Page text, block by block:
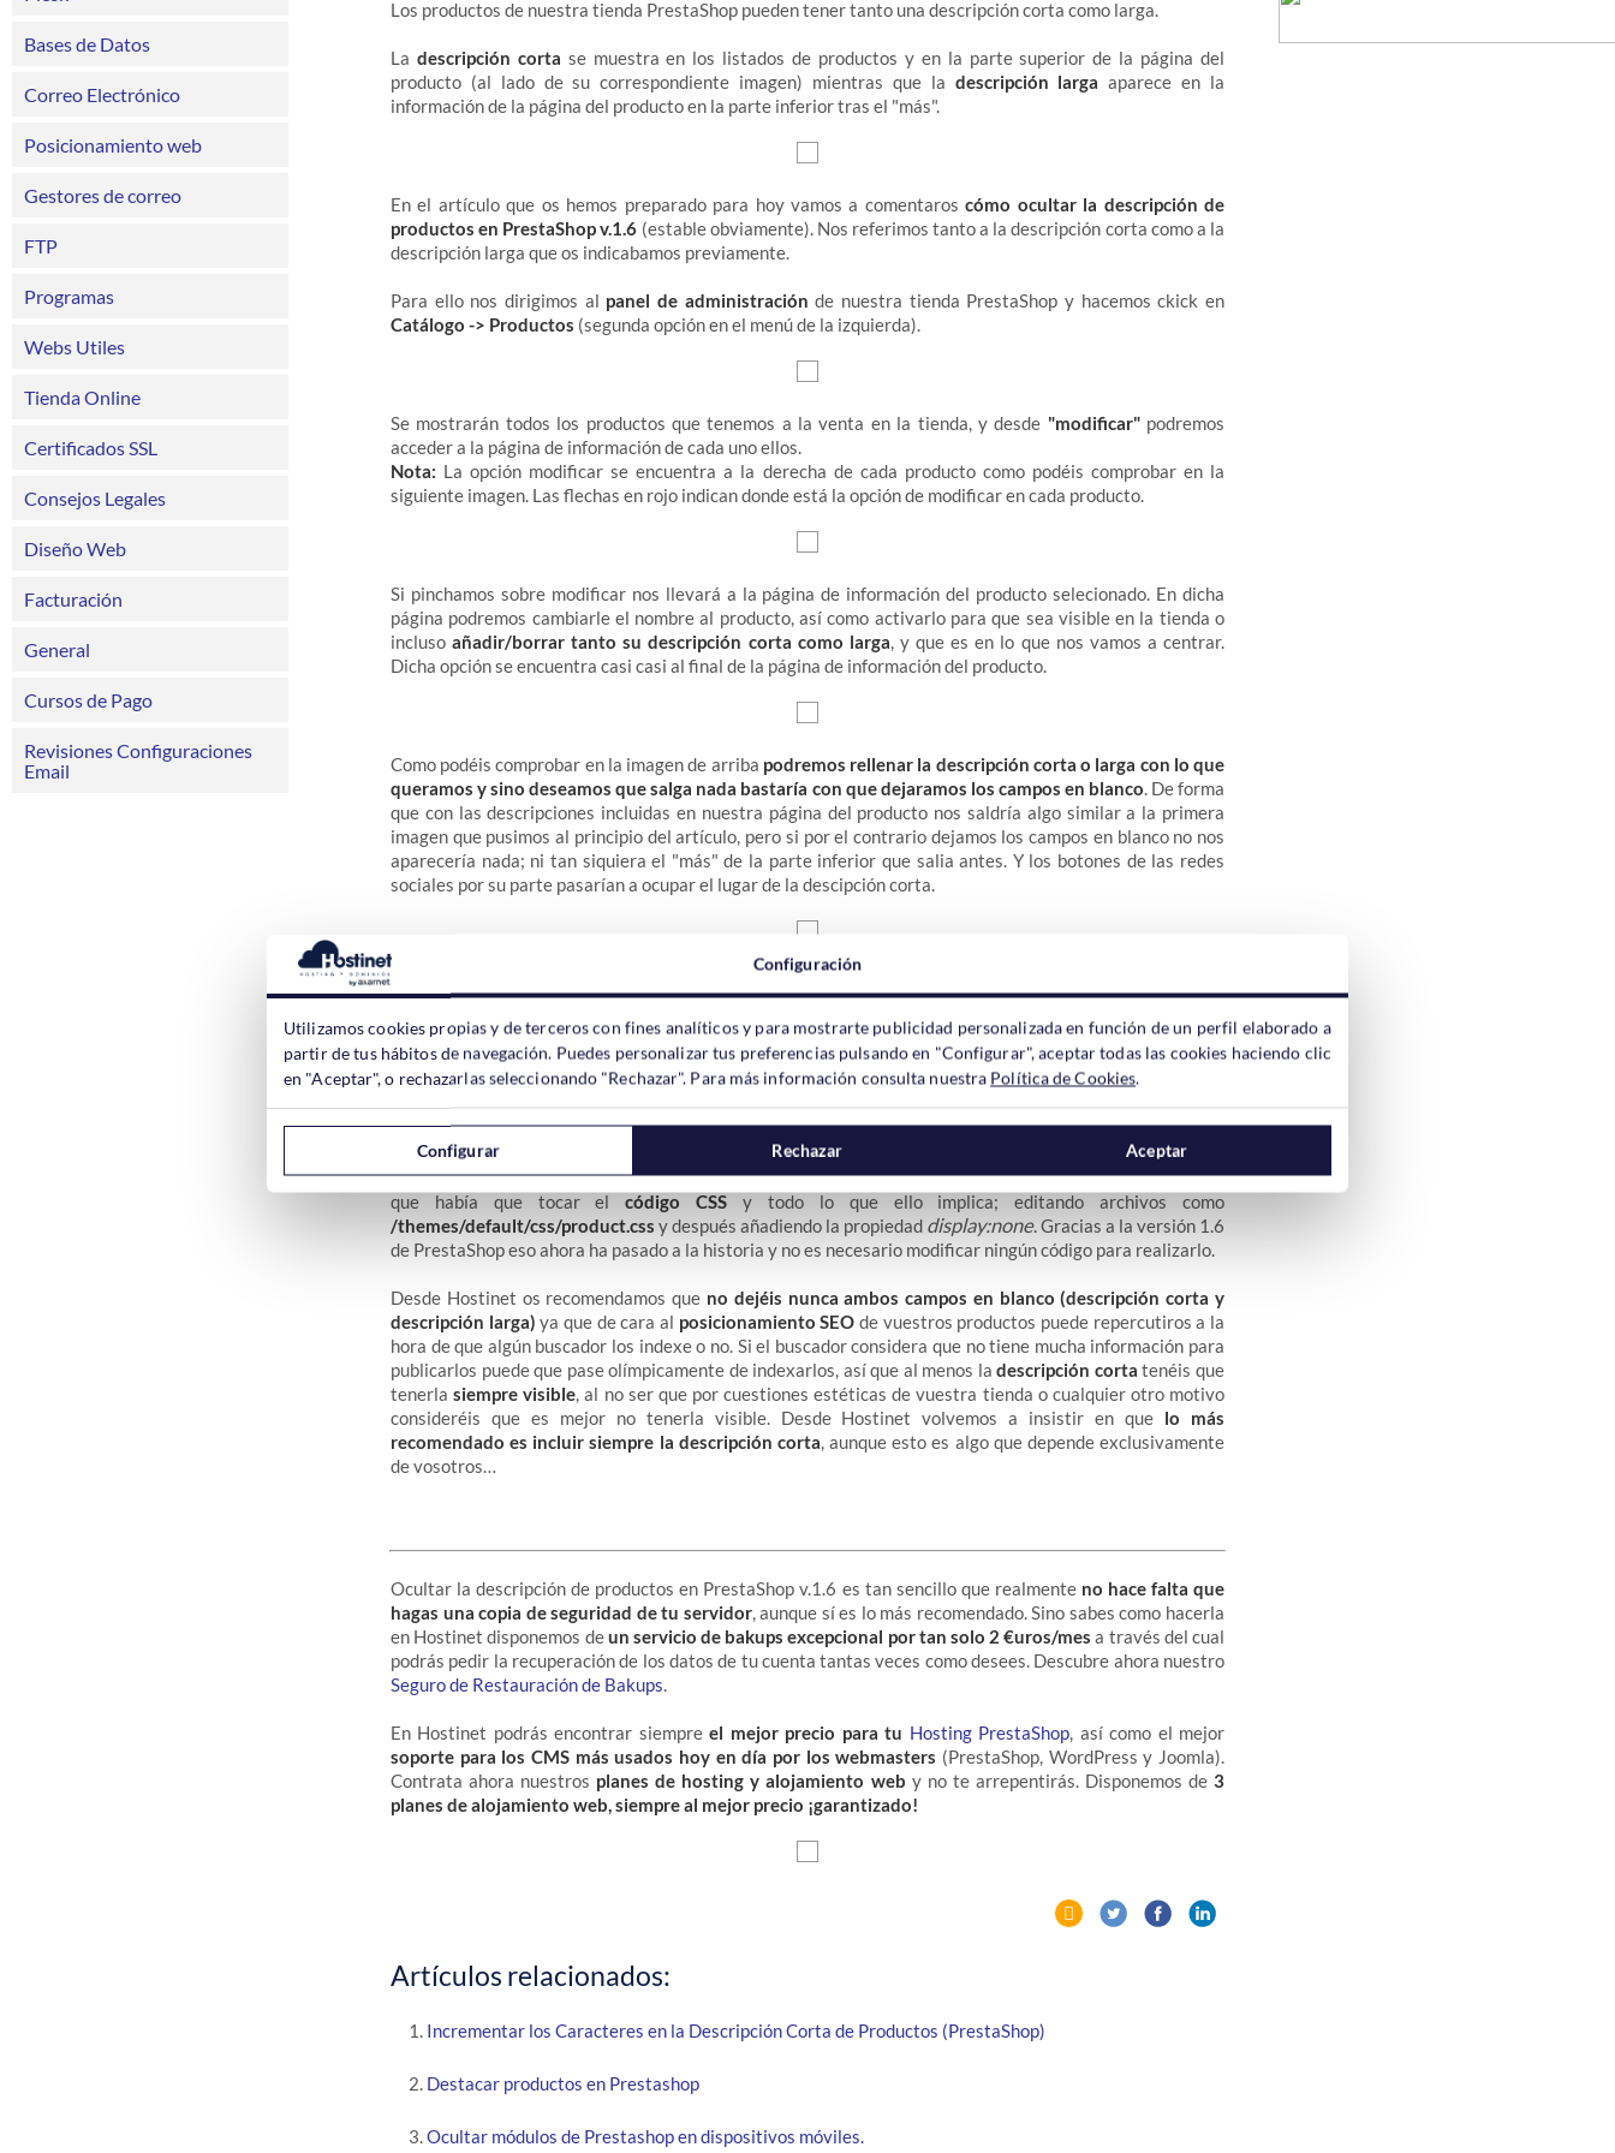
Bases de Datos
Correo Electrónico
Posicionamiento web
Gestores de correo
FTP
Programas
Webs Utiles
Tienda Online
Certificados SSL
Consejos Legales
Diseño Web
Facturación
General
Cursos de Pago
Revisiones Configuraciones
Email
Los productos de nuestra tienda PrestaShop pueden tener tanto una descripción corta como larga.
La descripción corta se muestra en los listados de productos y en la parte superior de la página del
producto (al lado de su correspondiente imagen) mientras que la descripción larga aparece en la
información de la página del producto en la parte inferior tras el "más".
En el artículo que os hemos preparado para hoy vamos a comentaroscómo ocultar la descripción de
productos en PrestaShop v.1.6 (estable obviamente). Nos referimos tanto a la descripción corta como a la
descripción larga que os indicabamos previamente.
Para ello nos dirigimos al panel de administración de nuestra tienda PrestaShop y hacemos ckick en
Catálogo -> Productos (segunda opción en el menú de la izquierda).
Se mostrarán todos los productos que tenemos a la venta en la tienda, y desde "modificar"podremos
acceder a la página de información de cada uno ellos.
Nota: La opción modificar se encuentra a la derecha de cada producto como podéis comprobar en la
siguiente imagen. Las flechas en rojo indican donde está la opción de modificar en cada producto.
Si pinchamos sobre modificar nos llevará a la página de información del producto selecionado. En dicha
página podremos cambiarle el nombre al producto, así como activarlo para que sea visible en la tienda o
incluso añadir/borrar tanto su descripción corta como larga, y que es en lo que nos vamos a centrar.
Dicha opción se encuentra casi casi al final de la página de información del producto.
Como podéis comprobar en la imagen de arriba podremos rellenar la descripción corta o larga con lo que
queramos y sino deseamos que salga nada bastaría con que dejaramos los campos en blanco. De forma
que con las descripciones incluidas en nuestra página del producto nos saldría algo similar a la primera
imagen que pusimos al principio del artículo, pero si por el contrario dejamos los campos en blanco no nos
aparecería nada; ni tan siquiera el "más" de la parte inferior que salia antes. Y los botones de las redes
sociales por su parte pasarían a ocupar el lugar de la descipción corta.
venta del mismo para ver como queda. Sino le das a ninguna de estas dos opciones los cambios que
realizasteis anteriormente no sufrirán cambios en vuestra página de venta del producto.
Con la versión 1.6 de PrestaShop ya habéis podido comprobar que es
muy sencillo editar y/o borrar la
descripción en los productos de forma individual, sin embargo, con la versión 1.5 no era tan fácil puesto
que había que tocar elcódigo CSS y todo lo que ello implica; editando archivos como
/themes/default/css/product.css y después añadiendo la propiedad display:none. Gracias a la versión 1.6
de PrestaShop eso ahora ha pasado a la historia y no es necesario modificar ningún código para realizarlo.
Desde Hostinet os recomendamos que no dejéis nunca ambos campos en blanco (descripción corta y
descripción larga) ya que de cara al posicionamiento SEO de vuestros productos puede repercutiros a la
hora de que algún buscador los indexe o no. Si el buscador considera que no tiene mucha información para
publicarlos puede que pase olímpicamente de indexarlos, así que al menos ladescripción corta tenéis que
tenerlasiempre visible, al no ser que por cuestiones estéticas de vuestra tienda o cualquier otro motivo
consideréis que es mejor no tenerla visible. Desde Hostinet volvemos a insistir en que lo más
recomendado es incluir siempre la descripción corta, aunque esto es algo que depende exclusivamente
de vosotros…
Ocultar la descripción de productos en PrestaShop v.1.6 es tan sencillo que realmente no hace falta que
hagas una copia de seguridad de tu servidor, aunque sí es lo más recomendado. Sino sabes como hacerla
en Hostinet disponemos deun servicio de bakups excepcional por tan solo 2 €uros/mes a través del cual
podrás pedir la recuperación de los datos de tu cuenta tantas veces como desees. Descubre ahora nuestro
Seguro de Restauración de Bakups.
En Hostinet podrás encontrar siempreel mejor precio para tu Hosting PrestaShop, así como el mejor
soporte para los CMS más usados hoy en día por los webmasters (PrestaShop, WordPress y Joomla).
Contrata ahora nuestros planes de hosting y alojamiento web y no te arrepentirás. Disponemos de3
planes de alojamiento web, siempre al mejor precio ¡garantizado!
Artículos relacionados:
Incrementar los Caracteres en la Descripción Corta de Productos (PrestaShop)
Destacar productos en Prestashop
Ocultar módulos de Prestashop en dispositivos móviles.
Configuración
Utilizamos cookies propias y de terceros con fines analíticos y para mostrarte publicidad personalizada en función de un perfil elaborado a
partir de tus hábitos de navegación. Puedes personalizar tus preferencias pulsando en "Configurar", aceptar todas las cookies haciendo clic
en "Aceptar", o rechazarlas seleccionando "Rechazar". Para más información consulta nuestra Política de Cookies.
Configurar Rechazar Aceptar